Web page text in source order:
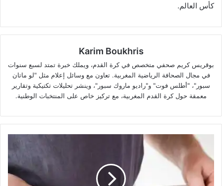
كأس العالم.
Karim Boukhris
بوقريس كريم صحفي متخصص في كرة القدم، ويملك خبرة تمتد لسبع سنوات
في مجال الصحافة الرياضية المغربية. تعاون مع وسائل إعلام مثل "لو ماتان
سبور"، "أطلس فوت" و"راديو ماروك سبور"، وينشر تحليلات تكتيكية وتقارير
معمقة حول كرة القدم المغربية، مع تركيز خاص على المنتخبات الوطنية.
أخطر:
النحافة
المفرطة
أم